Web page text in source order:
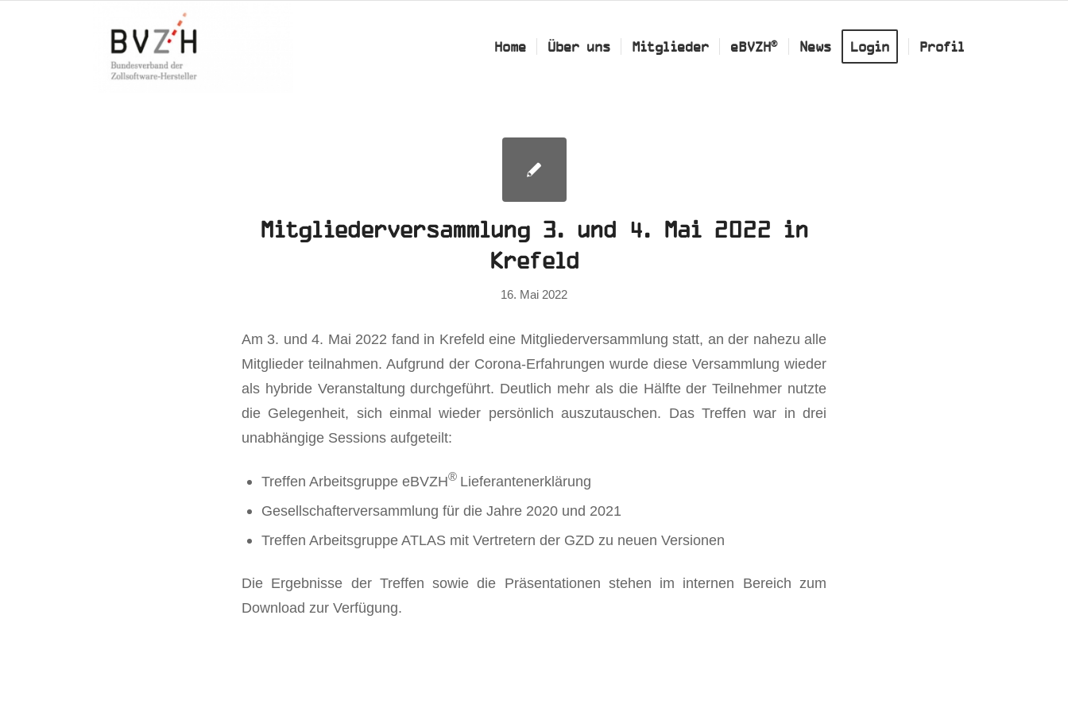
Home Über uns Mitglieder eBVZH® News Login Profil
Mitgliederversammlung 3. und 4. Mai 2022 in
Krefeld
16. Mai 2022
Am 3. und 4. Mai 2022 fand in Krefeld eine Mitgliederversammlung statt, an der nahezu alle
Mitglieder teilnahmen. Aufgrund der Corona-Erfahrungen wurde diese Versammlung wieder
als hybride Veranstaltung durchgeführt. Deutlich mehr als die Hälfte der Teilnehmer nutzte
die Gelegenheit, sich einmal wieder persönlich auszutauschen. Das Treffen war in drei
unabhängige Sessions aufgeteilt:
Treffen Arbeitsgruppe eBVZH® Lieferantenerklärung
Gesellschafterversammlung für die Jahre 2020 und 2021
Treffen Arbeitsgruppe ATLAS mit Vertretern der GZD zu neuen Versionen
Die Ergebnisse der Treffen sowie die Präsentationen stehen im internen Bereich zum
Download zur Verfügung.